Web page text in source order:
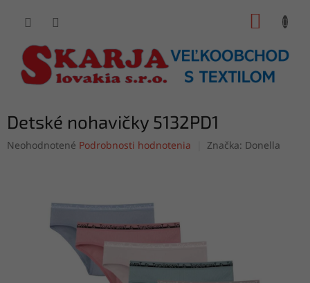
Detské nohavičky 5132PD1
Priemerné
hviezdičiek.
Neohodnotené Podrobnosti hodnotenia Značka: Donella